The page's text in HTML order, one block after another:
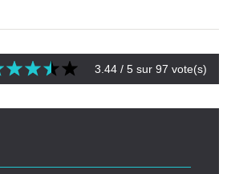
3.44 / 5 sur 97 vote(s)